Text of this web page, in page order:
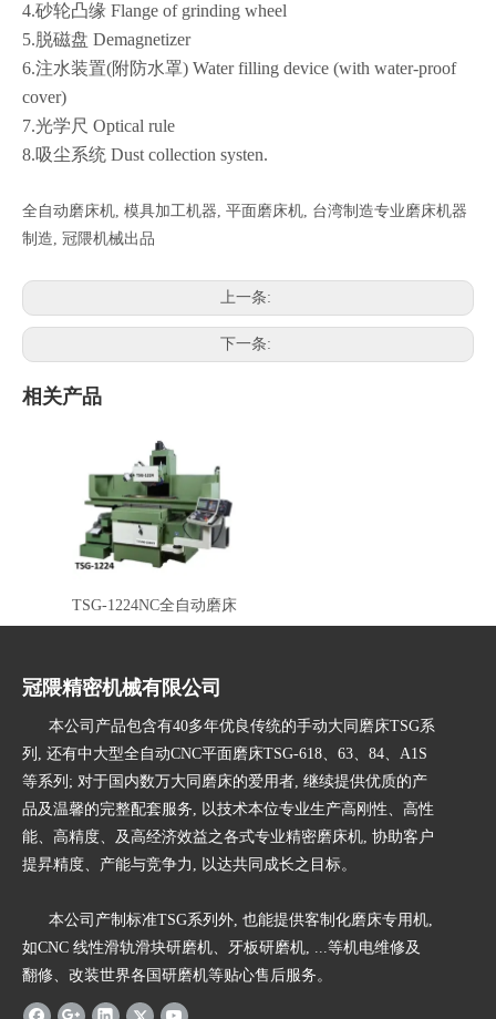
4.砂轮凸缘 Flange of grinding wheel
5.脱磁盘 Demagnetizer
6.注水装置(附防水罩) Water filling device (with water-proof
cover)
7.光学尺 Optical rule
8.吸尘系统 Dust collection systen.
全自动磨床机, 模具加工机器, 平面磨床机, 台湾制造专业磨床机器
制造, 冠隈机械出品
上一条:
下一条:
相关产品
TSG-1224NC全自动磨床
冠隈精密机械有限公司
本公司产品包含有40多年优良传统的手动大同磨床TSG系
列, 还有中大型全自动CNC平面磨床TSG-618、63、84、A1S
等系列; 对于国内数万大同磨床的爱用者, 继续提供优质的产
品及温馨的完整配套服务, 以技术本位专业生产高刚性、高性
能、高精度、及高经济效益之各式专业精密磨床机, 协助客户
提昇精度、产能与竞争力, 以达共同成长之目标。
本公司产制标准TSG系列外, 也能提供客制化磨床专用机,
如CNC 线性滑轨滑块研磨机、牙板研磨机, ...等机电维修及
翻修、改装世界各国研磨机等贴心售后服务。